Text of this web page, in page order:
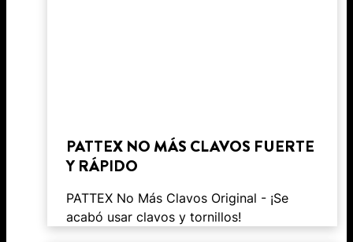
PATTEX NO MÁS CLAVOS FUERTE
Y RÁPIDO
PATTEX No Más Clavos Original - ¡Se
acabó usar clavos y tornillos!